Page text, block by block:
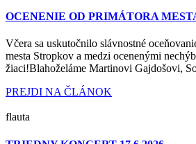
OCENENIE OD PRIMÁTORA
Včera sa uskutočnilo slávnostné
mesta Stropkov a medzi ocenenými
žiaci!Blahoželáme Martinovi Gajdošovi,
PREJDI NA ČLÁNOK
flauta